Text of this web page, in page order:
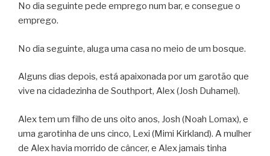
No dia seguinte pede emprego num bar, e consegue o
emprego.
No dia seguinte, aluga uma casa no meio de um bosque.
Alguns dias depois, está apaixonada por um garotão que
vive na cidadezinha de Southport, Alex (Josh Duhamel).
Alex tem um filho de uns oito anos, Josh (Noah Lomax), e
uma garotinha de uns cinco, Lexi (Mimi Kirkland). A mulher
de Alex havia morrido de câncer, e Alex jamais tinha